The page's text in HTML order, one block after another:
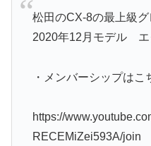
松田のCX-8の最上級グ
2020年12月モデル エ
・メンバーシップはこ
https://
RECEMiZei593A/join